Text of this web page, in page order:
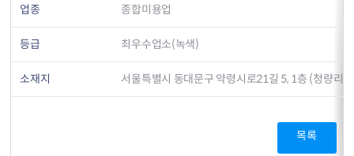
업종 종합미용업
등급 최우수업소(녹색)
소재지 서울특별시 동대문구 약령시로21길 5, 1층 (청량리
목록